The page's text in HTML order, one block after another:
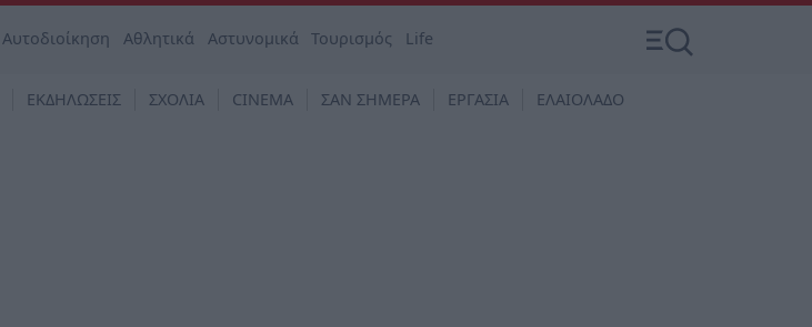
Αυτοδιοίκηση Αθλητικά Αστυνομικά Τουρισμός Life
ΕΚΔΗΛΩΣΕΙΣ ΣΧΟΛΙΑ CINEMA ΣΑΝ ΣΗΜΕΡΑ ΕΡΓΑΣΙΑ ΕΛΑΙΟΛΑΔΟ